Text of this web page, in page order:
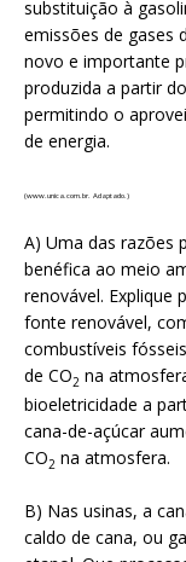
substituição à
emissões de gases
novo e importante
produzida a partir
permitindo o
de energia.
(www.unica.com.br. Adaptado.)
A) Uma das razões
benéfica ao meio
renovável. Explique
fonte renovável,
combustíveis
de CO2 na
bioeletricidade a
cana-de-açúcar
CO2 na atmosfera.
B) Nas usinas, a
caldo de cana, ou